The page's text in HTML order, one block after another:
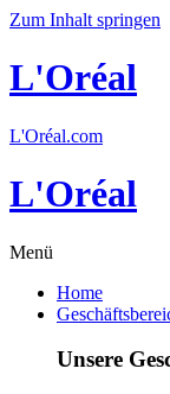
Zum Inhalt springen
L'Oréal
L'Oréal.com
L'Oréal
Menü
Home
Unsere